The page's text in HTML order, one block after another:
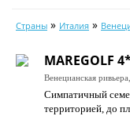
Календарь туров
Цены дня
Страны
Страны » Италия »
MAREGOLF
Венецианская ривьера,
Симпатичный
территорией, до